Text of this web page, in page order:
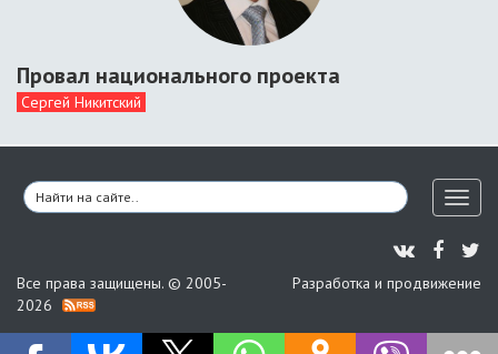
Провал национального проекта
Сергей Никитский
Все права защищены. © 2005-
2026
Разработка и продвижение